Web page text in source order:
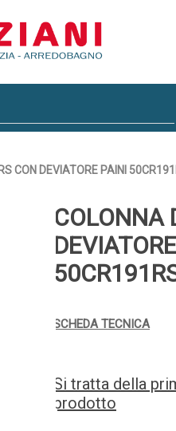
CON DEVIATORE PAINI
COLONNA
SCHEDA TECNICA
Si tratta della
prodotto